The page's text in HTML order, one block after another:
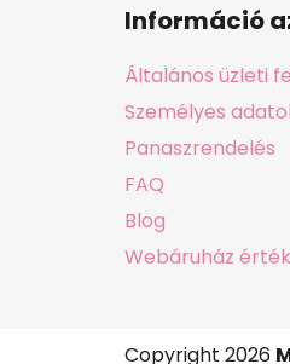
Információ
Általános üzleti
Személyes
Panaszrendelés
FAQ
Blog
Webáruház
Copyright 2026